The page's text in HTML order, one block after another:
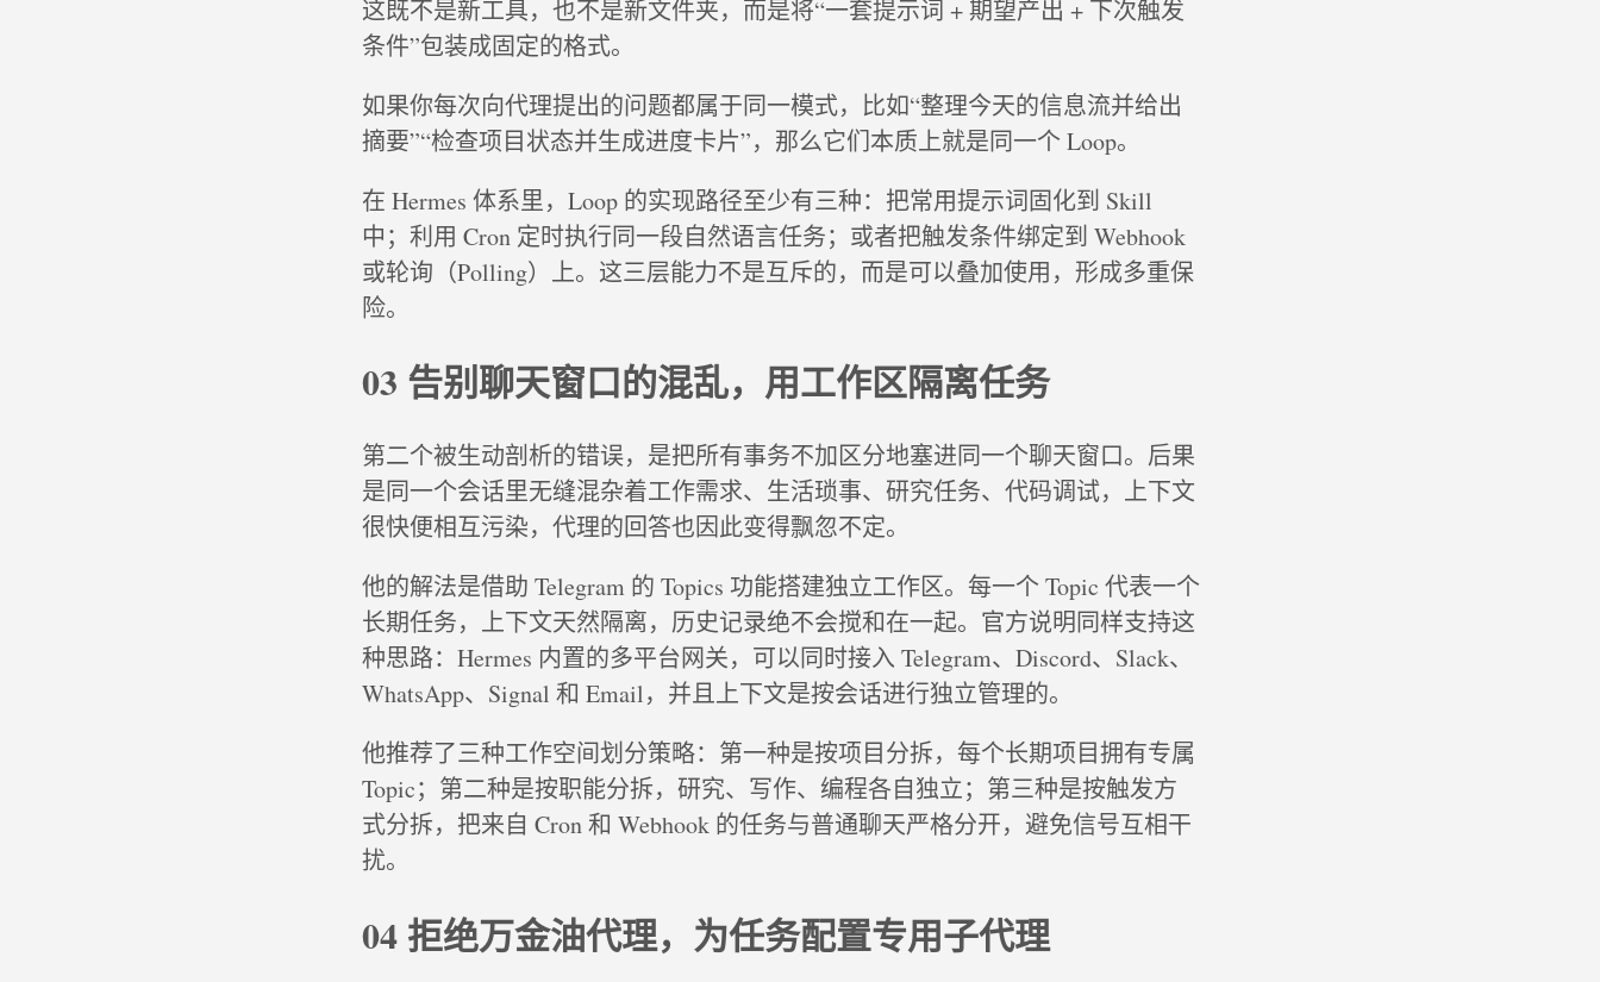
这既不是新工具，也不是新文件夹，而是将“一套提示词 + 期望产出 + 下次触发
条件”包装成固定的格式。
如果你每次向代理提出的问题都属于同一模式，比如“整理今天的信息流并给出
摘要”“检查项目状态并生成进度卡片”，那么它们本质上就是同一个 Loop。
在 Hermes 体系里，Loop 的实现路径至少有三种：把常用提示词固化到 Skill
中；利用 Cron 定时执行同一段自然语言任务；或者把触发条件绑定到 Webhook
或轮询（Polling）上。这三层能力不是互斥的，而是可以叠加使用，形成多重保
险。
03 告别聊天窗口的混乱，用工作区隔离任务
第二个被生动剖析的错误，是把所有事务不加区分地塞进同一个聊天窗口。后果
是同一个会话里无缝混杂着工作需求、生活琐事、研究任务、代码调试，上下文
很快便相互污染，代理的回答也因此变得飘忽不定。
他的解法是借助 Telegram 的 Topics 功能搭建独立工作区。每一个 Topic 代表一个
长期任务，上下文天然隔离，历史记录绝不会搅和在一起。官方说明同样支持这
种思路：Hermes 内置的多平台网关，可以同时接入 Telegram、Discord、Slack、
WhatsApp、Signal 和 Email，并且上下文是按会话进行独立管理的。
他推荐了三种工作空间划分策略：第一种是按项目分拆，每个长期项目拥有专属
Topic；第二种是按职能分拆，研究、写作、编程各自独立；第三种是按触发方
式分拆，把来自 Cron 和 Webhook 的任务与普通聊天严格分开，避免信号互相干
扰。
04 拒绝万金油代理，为任务配置专用子代理